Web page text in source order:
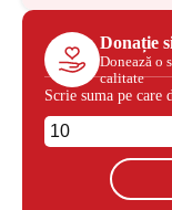
Donație
Donează o
calitate
Scrie suma pe care